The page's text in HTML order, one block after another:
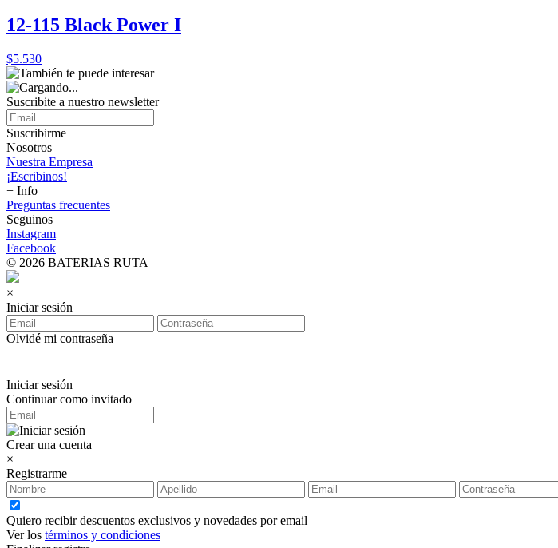
12-115 Black Power I
$5.530
Suscribite a nuestro newsletter
Suscribirme
Nosotros
Nuestra Empresa
¡Escribinos!
+ Info
Preguntas frecuentes
Seguinos
Instagram
Facebook
© 2026 BATERIAS RUTA
×
Iniciar sesión
Olvidé mi contraseña
Iniciar sesión
Continuar como invitado
Crear una cuenta
×
Registrarme
Quiero recibir descuentos exclusivos y novedades por email
Ver los términos y condiciones